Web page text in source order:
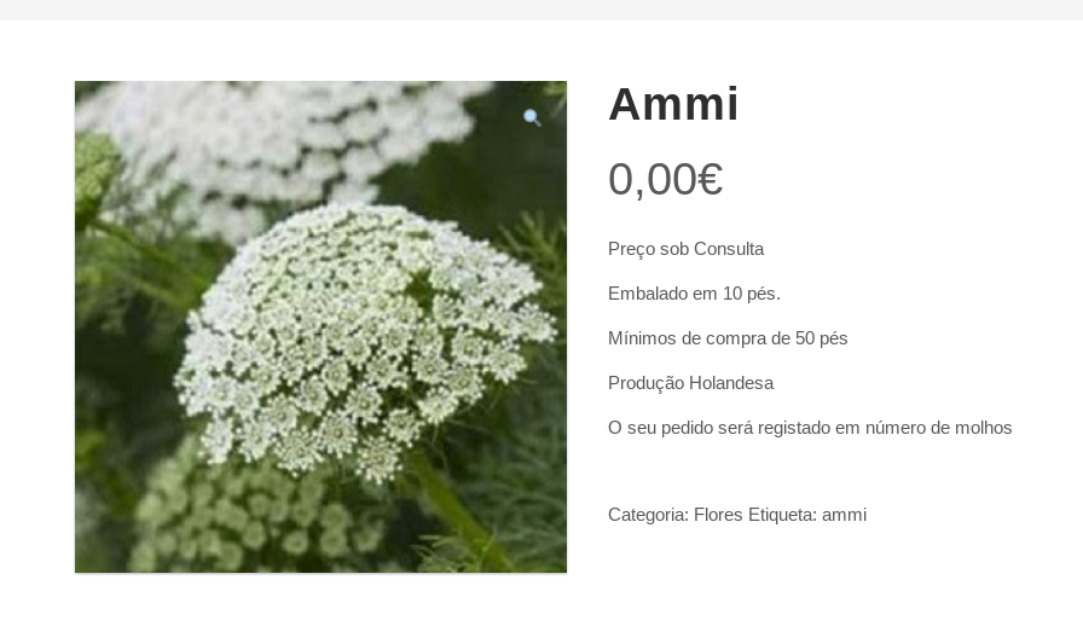
Ammi
0,00€
Preço sob Consulta
Embalado em 10 pés.
Mínimos de compra de 50 pés
Produção Holandesa
O seu pedido será registado em número de molhos
Categoria: Flores Etiqueta: ammi